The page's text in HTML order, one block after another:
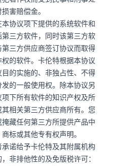
害赔偿金。
协议项下提供的系统软件和
三方软件，同时该第三方软
三方供应商签订协议而取得
的软件。卡伦特根据本协议
的实施的、非独占性、不得
的一般使用权。除本协议另
下所有软件的知识产权及所
相关第三方供应商所有。您
藏任何第三方所提供产品中
标或其他专有权声明。
诺给予卡伦特及其附属机构
非排他性的及免版税许可：